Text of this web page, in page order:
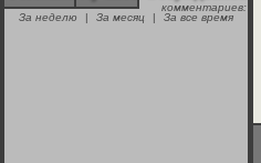
"Аркадий Коц" на
эгалите-фесте "Не
комментариев:
За неделю
| За месяц | За все время